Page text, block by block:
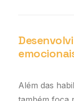
Além das